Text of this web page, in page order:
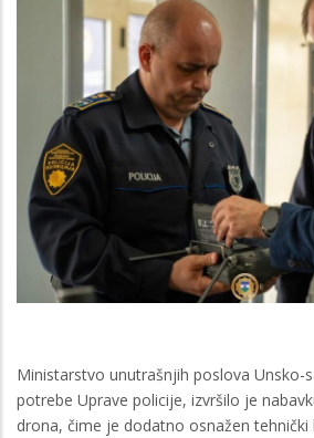
Ministarstvo unutrašnjih poslova Unsko-
potrebe Uprave policije, izvršilo je
drona, čime je dodatno osnažen tehnički